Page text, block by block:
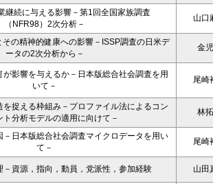
継続に与える影響－第1回全国家族調査
（NFR98）2次分析－
山口
その精神的健康への影響－ISSP調査の日米デ
ータの2次分析から－
金
影響を与えるか－日本版総合社会調査を用
いて－
尾崎
捉える枠組み－プロファイル法によるコン
ト分析モデルの適用に向けて－
林
－日本版総合社会調査マイクロデータを用い
て－
尾崎
－資源，指向，動員，党派性，参加経験 山田